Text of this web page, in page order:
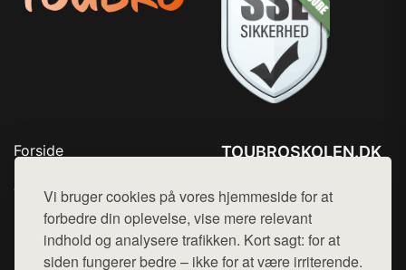
Vi bruger cookies på vores hjemmeside for at
forbedre din oplevelse, vise mere relevant
indhold og analysere trafikken. Kort sagt: for at
siden fungerer bedre – ikke for at være irriterende.
Forside
Top Rabatter
Blog
Kontakt
TOUBROSKOLEN.DK
Mail: hej@want.dk
Cookie- og privatlivspolitik